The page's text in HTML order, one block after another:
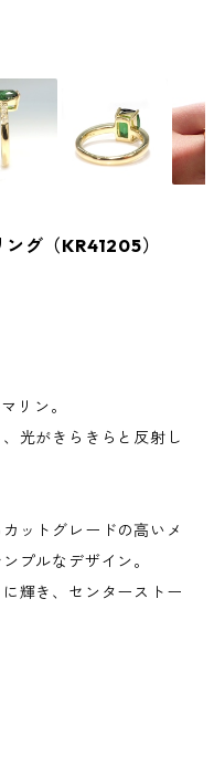
グ（KR41205）
リン。
光がきらきらと反射し
ットグレードの高いメ
プルなデザイン。
輝き、センターストー